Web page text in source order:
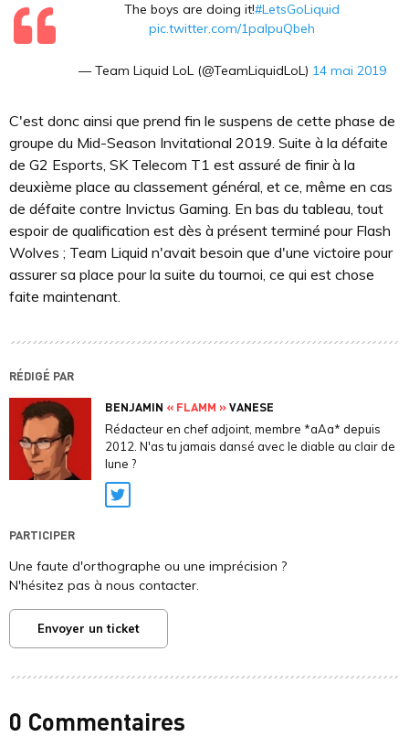
The boys are doing it!#LetsGoLiquid
pic.twitter.com/1paIpuQbeh
— Team Liquid LoL (@TeamLiquidLoL) 14 mai 2019
C'est donc ainsi que prend fin le suspens de cette phase de
groupe du Mid-Season Invitational 2019. Suite à la défaite
de G2 Esports, SK Telecom T1 est assuré de finir à la
deuxième place au classement général, et ce, même en cas
de défaite contre Invictus Gaming. En bas du tableau, tout
espoir de qualification est dès à présent terminé pour Flash
Wolves ; Team Liquid n'avait besoin que d'une victoire pour
assurer sa place pour la suite du tournoi, ce qui est chose
faite maintenant.
RÉDIGÉ PAR
BENJAMIN « FLAMM »VANESE
Rédacteur en chef adjoint, membre *aAa* depuis
2012. N'as tu jamais dansé avec le diable au clair de
lune ?
Twitter
PARTICIPER
Une faute d'orthographe ou une imprécision ?
N'hésitez pas à nous contacter.
Envoyer un ticket
0 Commentaires